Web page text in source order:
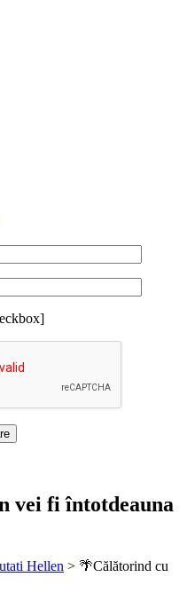
vei fi întotdeauna
Hellen > 🌴Călătorind cu